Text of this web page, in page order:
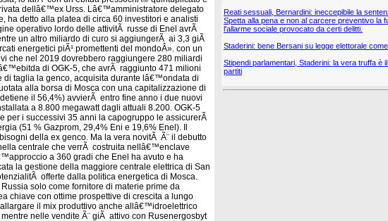
dellâ€™ex Urss. Lâ€™amministratore delegato
ha detto alla platea di circa 60 investitori e analisti
operativo lordo delle attivitÃ russe di Enel avrÃ
un altro miliardo di curo si aggiungerÃ ai 3,3 giÃ
energetici piÃ¹ promettenti del mondoÂ». con un
che nel 2019 dovrebbero raggiungere 280 miliardi
di OGK-5, che avrÃ raggiunto 471 milioni
di taglia la genco, acquisita durante lâ€™ondata di
alla borsa di Mosca con una capitalizzazione di
il 56,4%) avvierÃ entro fine anno i due nuovi
a 8.800 megawatt dagli attuali 8.200. OGK-5
per i successivi 35 anni la capogruppo le assicurerÃ
(51 % Gazprom, 29,4% Eni e 19,6% Enel). Il
della ex genco. Ma la vera novitÃ Ã¨ il debutto
centrale che verrÃ costruita nellâ€™enclave
a 360 gradi che Enel ha avuto e ha
la gestione della maggiore centrale elettrica di San
offerte dalla politica energetica di Mosca.
solo come fornitore di materie prime da
chiave con ottime prospettive di crescita a lungo
il mix produttivo anche allâ€™idroelettrico
nelle vendite Ã¨ giÃ attivo con Rusenergosbyt
Reati sessuali, Bernardini: ineccepibile la
Spetta alla pena e non al carcere preventivo la
l'allarme sociale provocato da certi delitti.
Staderini: bene Bersani su legge elettorale
Stipendi parlamentari, Staderini: la vera truffa è
partiti